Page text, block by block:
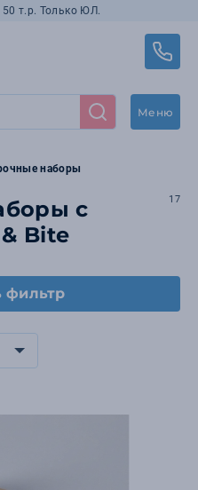
т.р. Только ЮЛ.
Меню
наборы
с
Bite
17
фильтр